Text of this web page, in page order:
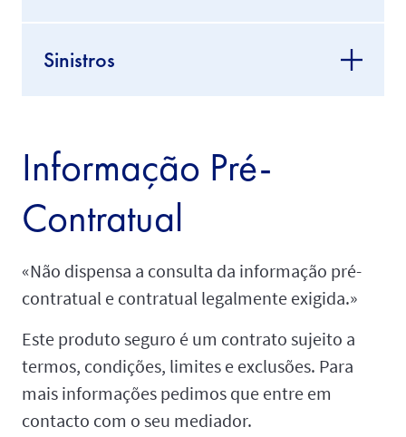
Sinistros
Informação Pré-
Contratual
«Não dispensa a consulta da informação pré-
contratual e contratual legalmente exigida.»
Este produto seguro é um contrato sujeito a
termos, condições, limites e exclusões. Para
mais informações pedimos que entre em
contacto com o seu mediador.